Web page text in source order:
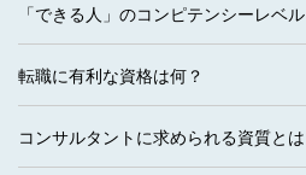
「できる人」のコンピテンシーレベル
転職に有利な資格は何？
コンサルタントに求められる資質とは